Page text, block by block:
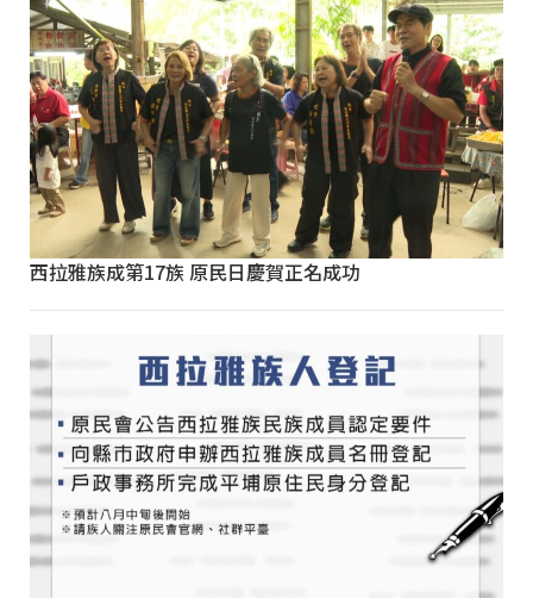
西拉雅族成第17族 原民日慶賀正名成功